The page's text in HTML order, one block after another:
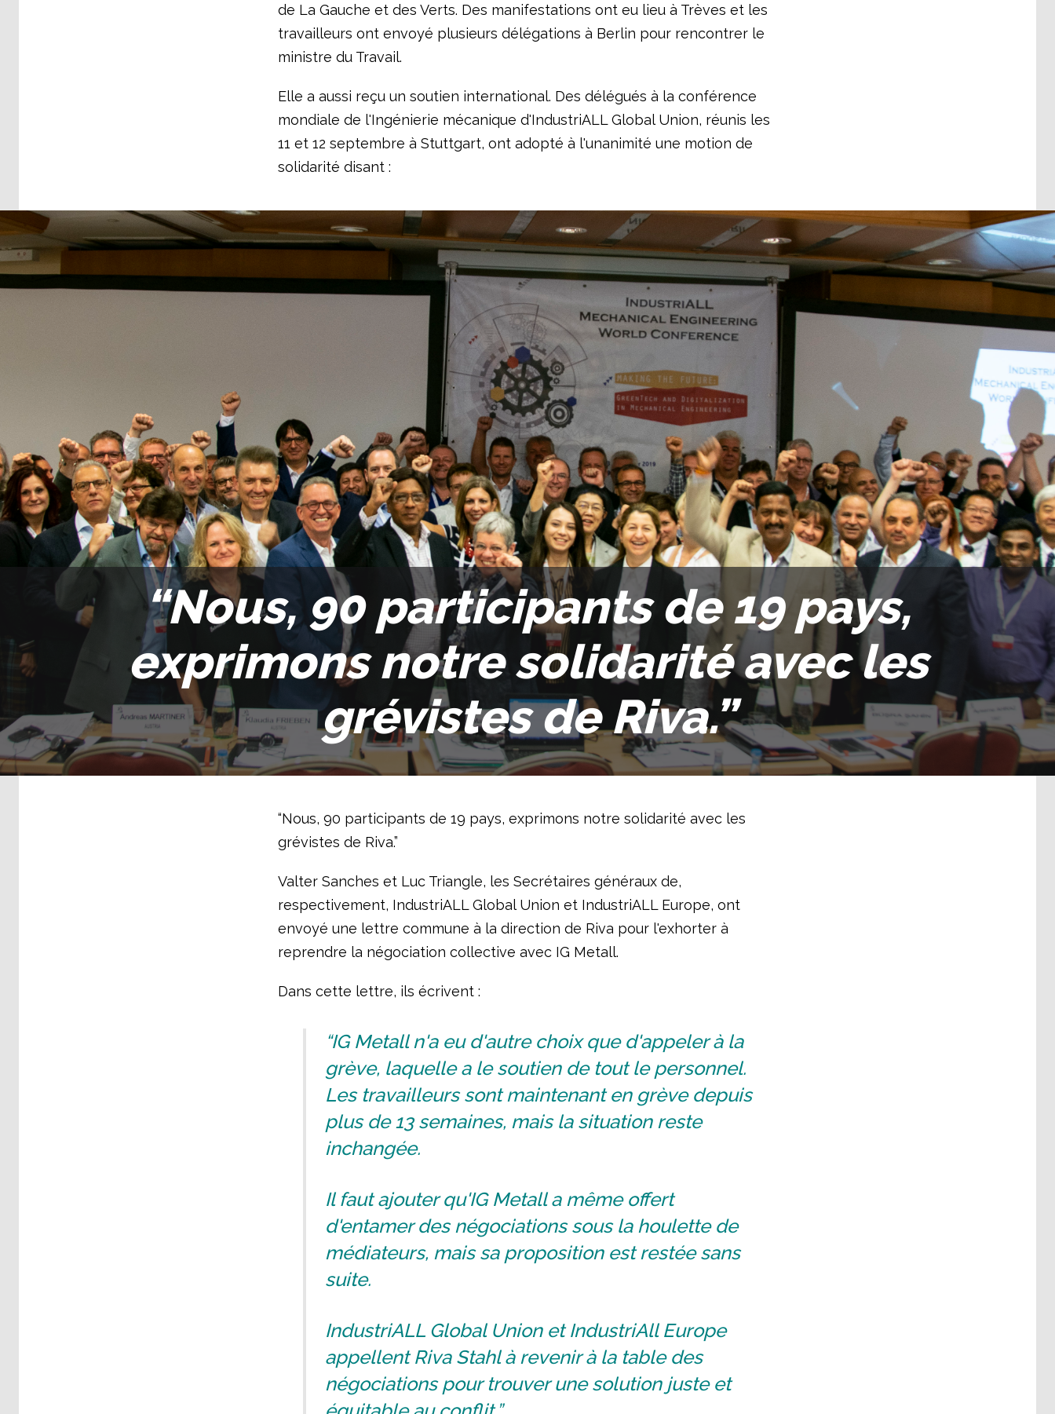
de La Gauche et des Verts. Des manifestations ont eu lieu à Trèves et les
travailleurs ont envoyé plusieurs délégations à Berlin pour rencontrer le
ministre du Travail.
Elle a aussi reçu un soutien international. Des délégués à la conférence
mondiale de l'Ingénierie mécanique d'IndustriALL Global Union, réunis les
11 et 12 septembre à Stuttgart, ont adopté à l'unanimité une motion de
solidarité disant :
“Nous, 90 participants de 19 pays,
exprimons notre solidarité avec les
grévistes de Riva.”
“Nous, 90 participants de 19 pays, exprimons notre solidarité avec les
grévistes de Riva.”
Valter Sanches et Luc Triangle, les Secrétaires généraux de,
respectivement, IndustriALL Global Union et IndustriALL Europe, ont
envoyé une lettre commune à la direction de Riva pour l'exhorter à
reprendre la négociation collective avec IG Metall.
Dans cette lettre, ils écrivent :
“IG Metall n'a eu d'autre choix que d'appeler à la
grève, laquelle a le soutien de tout le personnel.
Les travailleurs sont maintenant en grève depuis
plus de 13 semaines, mais la situation reste
inchangée.
Il faut ajouter qu'IG Metall a même offert
d'entamer des négociations sous la houlette de
médiateurs, mais sa proposition est restée sans
suite.
IndustriALL Global Union et IndustriAll Europe
appellent Riva Stahl à revenir à la table des
négociations pour trouver une solution juste et